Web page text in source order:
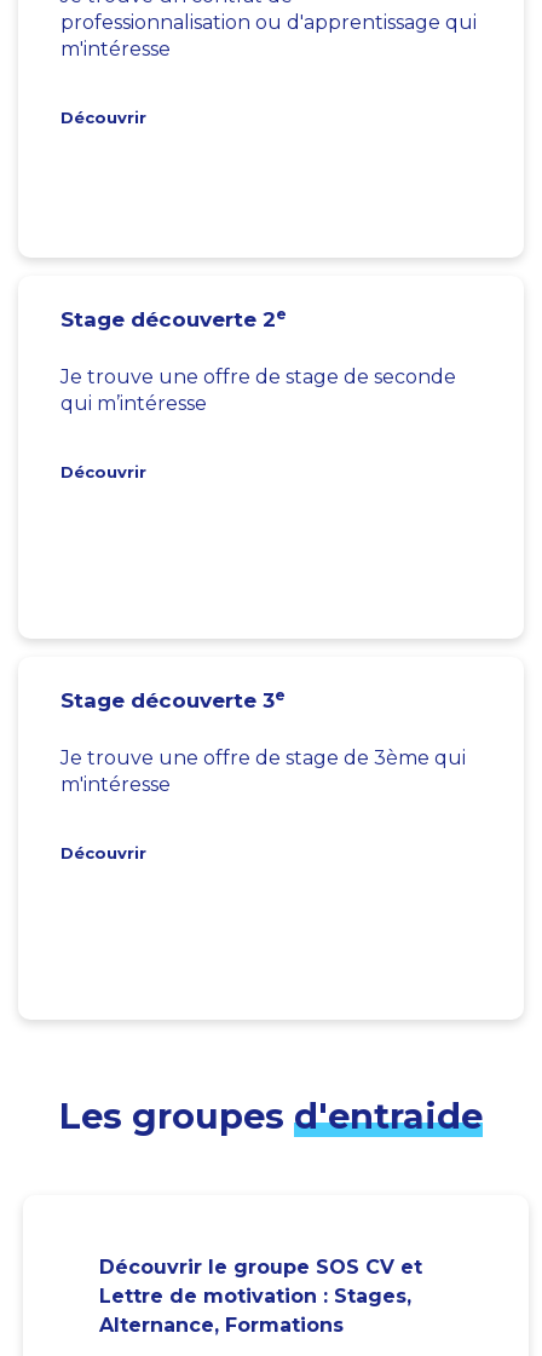
professionnalisation ou d'apprentissage qui
m'intéresse
Découvrir
Stage découverte 2e
Je trouve une offre de stage de seconde
qui m’intéresse
Découvrir
Stage découverte 3e
Je trouve une offre de stage de 3ème qui
m'intéresse
Découvrir
Les groupes d'entraide
Découvrir le groupe SOS CV et
Lettre de motivation : Stages,
Alternance, Formations